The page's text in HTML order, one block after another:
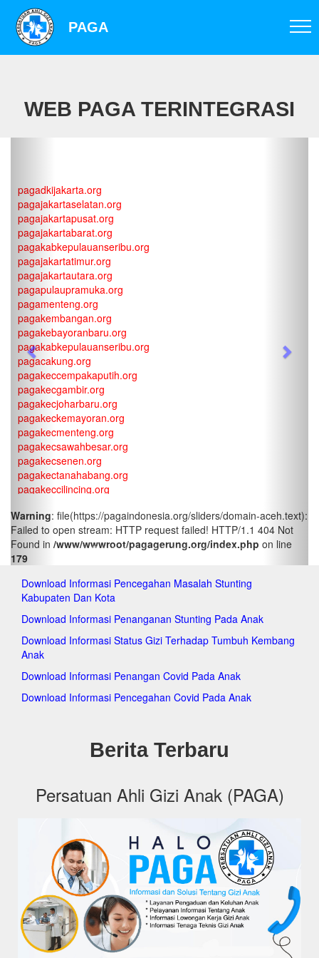
PAGA
WEB PAGA TERINTEGRASI
pagadkijakarta.org
pagajakartaselatan.org
pagajakartapusat.org
pagajakartabarat.org
pagakabkepulauanseribu.org
pagajakartatimur.org
pagajakartautara.org
pagapulaupramuka.org
pagamenteng.org
pagakembangan.org
pagakebayoranbaru.org
pagakabkepulauanseribu.org
pagacakung.org
pagakeccempakaputih.org
pagakecgambir.org
pagakecjoharbaru.org
pagakeckemayoran.org
pagakecmenteng.org
pagakecsawahbesar.org
pagakecsenen.org
pagakectanahabang.org
pagakeccilincing.org
pagakeckoja.org
pagakecpademangan.org
pagakecpenjaringan.org
pagakectanjungpriok.org
pagakeccipayung.org
pagakecciracas.org
pagakecdurensawit.org
pagakeckramatjati.org
pagakecmakasar.org
pagakecmatraman.org
pagakecpulogadung.org
pagakeckepulauanseribuutara.org
pagakeckembangan.org
pagakeckalideres.org
pagakeckebonjeruk.org
pagakecgrogolpetamburan.org
pagakeccengkareng.org
pagakectebet.org
pagakecsetiabudi.org
pagakecpesanggrahan.org
pagakecpasarminggu.org
pagakecpancoran.org
pagakecmampangprapatan.org
Warning: file(https://pagaindonesia.org/sliders/domain-aceh.text):
Failed to open stream: HTTP request failed! HTTP/1.1 404 Not
Found in /www/wwwroot/pagagerung.org/index.php on line
179
Previous Next
Download Informasi Pencegahan Masalah Stunting
Kabupaten Dan Kota
Download Informasi Penanganan Stunting Pada Anak
Download Informasi Status Gizi Terhadap Tumbuh Kembang
Anak
Download Informasi Penangan Covid Pada Anak
Download Informasi Pencegahan Covid Pada Anak
Berita Terbaru
Persatuan Ahli Gizi Anak (PAGA)